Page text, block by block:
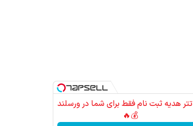
50 تتر هدیه ثبت نام فقط برای شما در ورسلند
💰🔥